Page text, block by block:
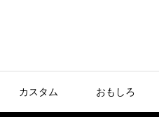
カスタム おもしろ